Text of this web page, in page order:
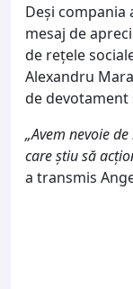
Deși compania
mesaj de
de rețele
Alexandru
de
„Avem nevoie
care știu să
a transmis